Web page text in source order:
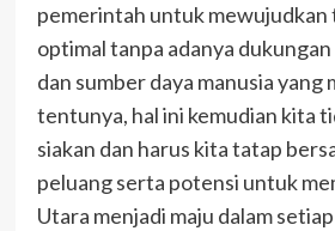
pemerintah untuk mewujudkan
optimal tanpa adanya
dan sumber daya manusia yang
tentunya, hal ini kemudian kita
siakan dan harus kita tatap
peluang serta potensi untuk
Utara menjadi maju dalam